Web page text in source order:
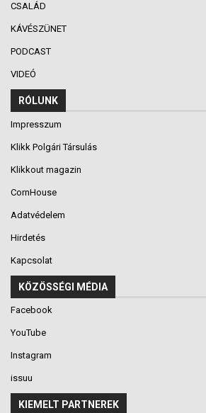
CSALÁD
KÁVÉSZÜNET
PODCAST
VIDEÓ
RÓLUNK
Impresszum
Klikk Polgári Társulás
Klikkout magazin
CornHouse
Adatvédelem
Hirdetés
Kapcsolat
KÖZÖSSÉGI MÉDIA
Facebook
YouTube
Instagram
issuu
KIEMELT PARTNEREK